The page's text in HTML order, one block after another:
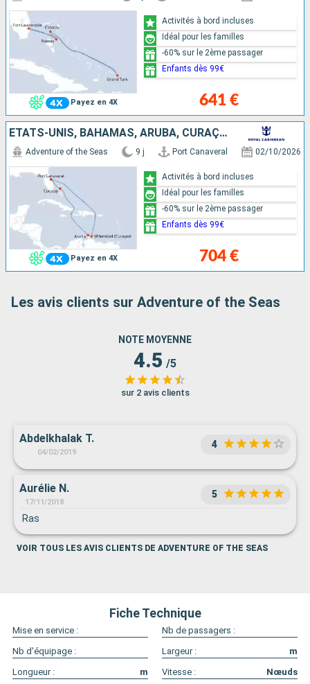
Payez en 4X 641 €
Activités à bord incluses
Idéal pour les familles
-60% sur le 2ème passager
Enfants dès 99€
ÉTATS-UNIS, BAHAMAS, ARUBA, CURAÇAO
Payez en 4X
Adventure of the Seas 9 j Port Canaveral 02/10/2026
704 €
Activités à bord incluses
Idéal pour les familles
-60% sur le 2ème passager
Enfants dès 99€
Les avis clients sur Adventure of the Seas
NOTE MOYENNE
4.5 /5
sur 2 avis clients
Abdelkhalak T.
04/02/2019
4
Aurélie N.
17/11/2018
5
Ras
VOIR TOUS LES AVIS CLIENTS DE ADVENTURE OF THE SEAS
Fiche Technique
Mise en service :
Nb de passagers :
Nb d'équipage :
Largeur :
m
Longueur :
m Vitesse : Nœuds